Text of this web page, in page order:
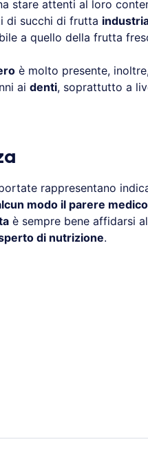
stare attenti al loro
di succhi di frutta
a quello della frutta
è molto presente,
ai denti, soprattutto a
rappresentano
modo il parere medico
è sempre bene affidarsi
di nutrizione.